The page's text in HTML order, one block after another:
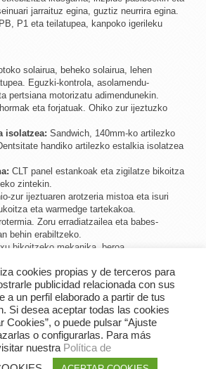
jarraituz egina, guztiz neurrira egina.
P1 eta teilatupea, kanpoko igerileku
solairua, beheko solairua, lehen
Eguzki-kontrola, asolamendu-
pertsiana motorizatu adimendunekin.
eta forjatuak. Ohiko zur ijeztuzko
isolatzea: Sandwich, 140mm-ko artilezko
handiko artilezko estalkia isolatzea
CLT panel estankoak eta zigilatze bikoitza
zintekin.
zur ijeztuaren arotzeria mistoa eta isuri
eta warmedge tartekakoa.
Zoru erradiatzailea eta babes-
behin erabiltzeko.
bikoitzeko mekanika, beroa
hareharria, bistako adreilua eta egurrezko
cookies propias y de terceros para
publicidad relacionada con sus
a un perfil elaborado a partir de tus
Si desea aceptar todas las cookies
Cookies”, o puede pulsar “Ajuste
o configurarlas. Para más
nuestra Política de